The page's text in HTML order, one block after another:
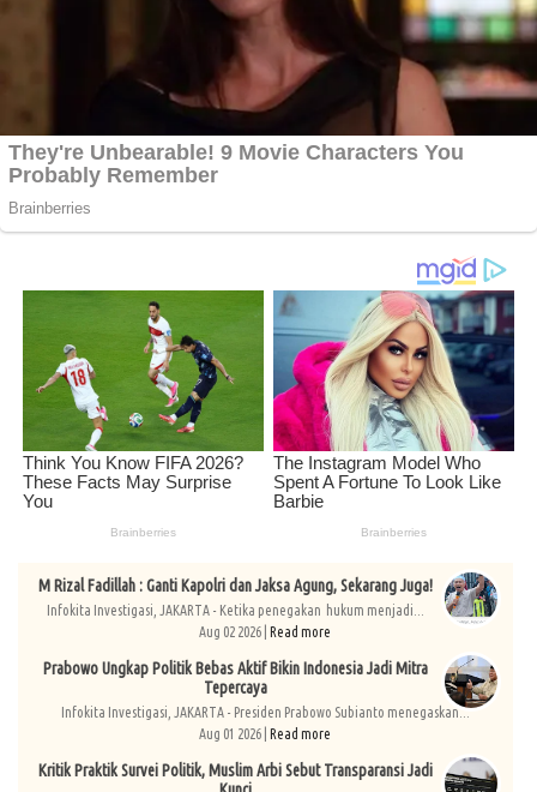
M Rizal Fadillah : Ganti Kapolri dan Jaksa Agung, Sekarang Juga!
Infokita Investigasi, JAKARTA - Ketika penegakan hukum menjadi...
Aug 02 2026 | Read more
Prabowo Ungkap Politik Bebas Aktif Bikin Indonesia Jadi Mitra
Tepercaya
Infokita Investigasi, JAKARTA - Presiden Prabowo Subianto menegaskan...
Aug 01 2026 | Read more
Kritik Praktik Survei Politik, Muslim Arbi Sebut Transparansi Jadi